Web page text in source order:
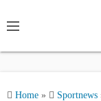
Home » Sportnews